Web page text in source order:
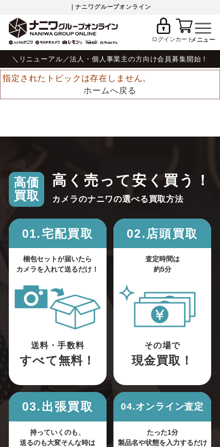
｜ナニワグループオンライン
ログインカート
＼リニューアル／法人・個人事業主の方向け会員募集開始！
指定されたトピックは存在しません。
ホームへ戻る
高価
買取
高く売って安く買う！
カメラのナニワの選べる買取方法
01.宅配買取
梱包セットが届いたら
カメラを入れて送るだけ！
送料・手数料
すべて無料！
02.店頭買取
査定時間は
約5分
その場で
現金買取！
03.出張買取
持っていくのも、
送るのも大変そんな時は
04.オンライン査定
たった1分
製品名や状態を入力するだけ